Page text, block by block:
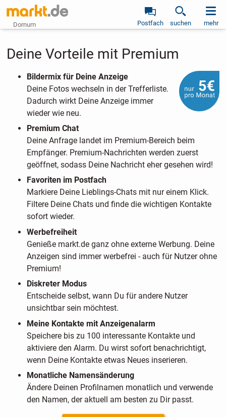
Dornum Postfach suchen mehr
Deine Vorteile mit Premium
Bildermix für Deine Anzeige
Deine Fotos wechseln in der Trefferliste.
Dadurch wirkt Deine Anzeige immer
wieder wie neu.
Premium Chat
Deine Anfrage landet im Premium-Bereich beim
Empfänger. Premium-Nachrichten werden zuerst
geöffnet, sodass Deine Nachricht eher gesehen wird!
Favoriten im Postfach
Markiere Deine Lieblings-Chats mit nur einem Klick.
Filtere Deine Chats und finde die wichtigen Kontakte
sofort wieder.
Werbefreiheit
Genieße markt.de ganz ohne externe Werbung. Deine
Anzeigen sind immer werbefrei - auch für Nutzer ohne
Premium!
Diskreter Modus
Entscheide selbst, wann Du für andere Nutzer
unsichtbar sein möchtest.
Meine Kontakte mit Anzeigenalarm
Speichere bis zu 100 interessante Kontakte und
aktiviere den Alarm. Du wirst sofort benachrichtigt,
wenn Deine Kontakte etwas Neues inserieren.
Monatliche Namensänderung
Ändere Deinen Profilnamen monatlich und verwende
den Namen, der aktuell am besten zu Dir passt.